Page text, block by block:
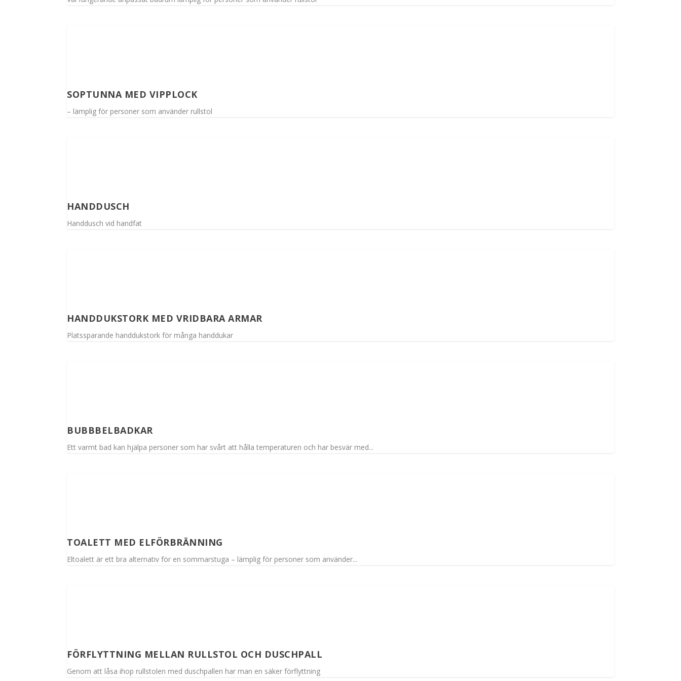
SOPTUNNA MED VIPPLOCK
– lämplig för personer som använder rullstol
HANDDUSCH
Handdusch vid handfat
HANDDUKSTORK MED VRIDBARA ARMAR
Platssparande handdukstork för många handdukar
BUBBBELBADKAR
Ett varmt bad kan hjälpa personer som har svårt att hålla temperaturen och har besvär med...
TOALETT MED ELFÖRBRÄNNING
Eltoalett är ett bra alternativ för en sommarstuga – lämplig för personer som använder...
FÖRFLYTTNING MELLAN RULLSTOL OCH DUSCHPALL
Genom att låsa ihop rullstolen med duschpallen har man en säker förflyttning